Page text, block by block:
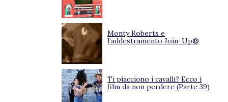
Monty Roberts e
l’addestramento Join-Up®
Ti piacciono i cavalli? Ecco i
film da non perdere (Parte 39)